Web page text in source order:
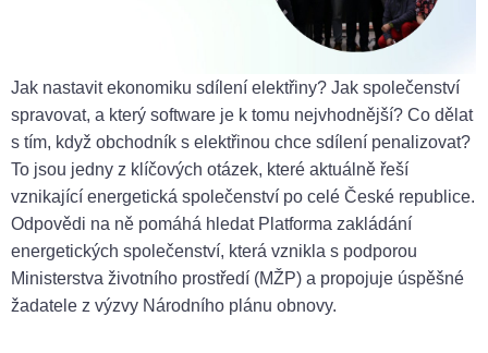
Jak nastavit ekonomiku sdílení elektřiny? Jak společenství
spravovat, a který software je k tomu nejvhodnější? Co dělat
s tím, když obchodník s elektřinou chce sdílení penalizovat?
To jsou jedny z klíčových otázek, které aktuálně řeší
vznikající energetická společenství po celé České republice.
Odpovědi na ně pomáhá hledat Platforma zakládání
energetických společenství, která vznikla s podporou
Ministerstva životního prostředí (MŽP) a propojuje úspěšné
žadatele z výzvy Národního plánu obnovy.